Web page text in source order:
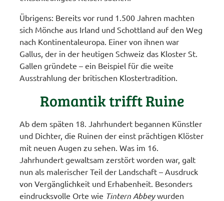
Übrigens: Bereits vor rund 1.500 Jahren machten
sich Mönche aus Irland und Schottland auf den Weg
nach Kontinentaleuropa. Einer von ihnen war
Gallus, der in der heutigen Schweiz das Kloster St.
Gallen gründete – ein Beispiel für die weite
Ausstrahlung der britischen Klostertradition.
Romantik trifft Ruine
Ab dem späten 18. Jahrhundert begannen Künstler
und Dichter, die Ruinen der einst prächtigen Klöster
mit neuen Augen zu sehen. Was im 16.
Jahrhundert gewaltsam zerstört worden war, galt
nun als malerischer Teil der Landschaft – Ausdruck
von Vergänglichkeit und Erhabenheit. Besonders
eindrucksvolle Orte wie Tintern Abbeywurden